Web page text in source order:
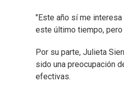
"Este año sí me interesa
este último tiempo, pero
Por su parte, Julieta
sido una preocupación
efectivas.